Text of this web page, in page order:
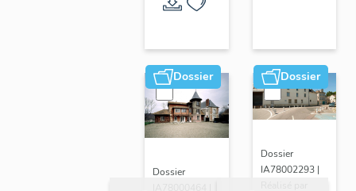
Dossier
Dossier
Dossier
Dossier
IA78002293 |